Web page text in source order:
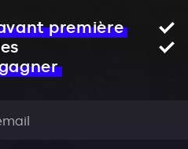
première